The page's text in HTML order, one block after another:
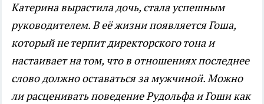
Катерина вырастила дочь, стала успешным
руководителем. В её жизни появляется Гоша,
который не терпит директорского тона и
настаивает на том, что в отношениях последнее
слово должно оставаться за мужчиной. Можно
ли расценивать поведение Рудольфа и Гоши как